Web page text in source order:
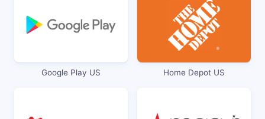
Google Play US Home Depot US